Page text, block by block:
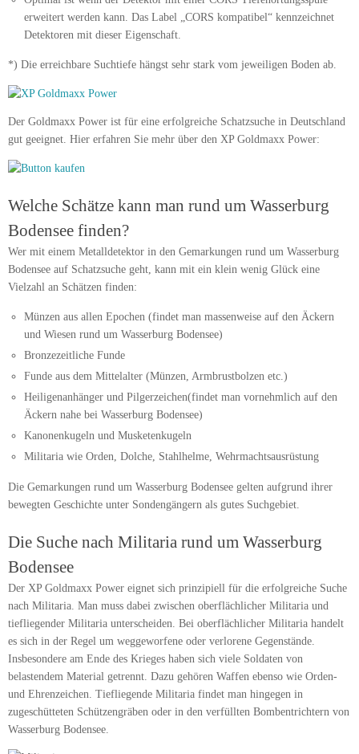
erweitert werden kann. Das Label „CORS kompatibel“ kennzeichnet
Detektoren mit dieser Eigenschaft.
*) Die erreichbare Suchtiefe hängst sehr stark vom jeweiligen Boden ab.
Der Goldmaxx Power ist für eine erfolgreiche Schatzsuche in Deutschland
gut geeignet. Hier erfahren Sie mehr über den XP Goldmaxx Power:
Welche Schätze kann man rund um Wasserburg
Bodensee finden?
Wer mit einem Metalldetektor in den Gemarkungen rund um Wasserburg
Bodensee auf Schatzsuche geht, kann mit ein klein wenig Glück eine
Vielzahl an Schätzen finden:
Münzen aus allen Epochen (findet man massenweise auf den Äckern
und Wiesen rund um Wasserburg Bodensee)
Bronzezeitliche Funde
Funde aus dem Mittelalter (Münzen, Armbrustbolzen etc.)
Heiligenanhänger und Pilgerzeichen(findet man vornehmlich auf den
Äckern nahe bei Wasserburg Bodensee)
Kanonenkugeln und Musketenkugeln
Militaria wie Orden, Dolche, Stahlhelme, Wehrmachtsausrüstung
Die Gemarkungen rund um Wasserburg Bodensee gelten aufgrund ihrer
bewegten Geschichte unter Sondengängern als gutes Suchgebiet.
Die Suche nach Militaria rund um Wasserburg
Bodensee
Der XP Goldmaxx Power eignet sich prinzipiell für die erfolgreiche Suche
nach Militaria. Man muss dabei zwischen oberflächlicher Militaria und
tiefliegender Militaria unterscheiden. Bei oberflächlicher Militaria handelt
es sich in der Regel um weggeworfene oder verlorene Gegenstände.
Insbesondere am Ende des Krieges haben sich viele Soldaten von
belastendem Material getrennt. Dazu gehören Waffen ebenso wie Orden-
und Ehrenzeichen. Tiefliegende Militaria findet man hingegen in
zugeschütteten Schützengräben oder in den verfüllten Bombentrichtern von
Wasserburg Bodensee.